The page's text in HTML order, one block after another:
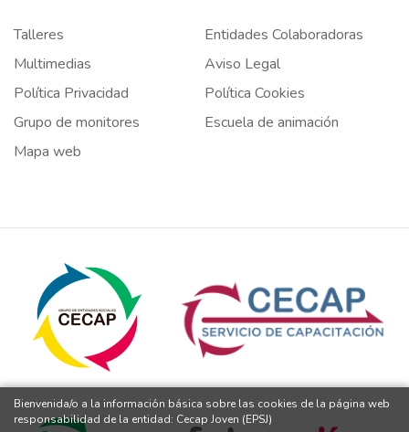
Talleres
Entidades Colaboradoras
Multimedias
Aviso Legal
Política Privacidad
Política Cookies
Grupo de monitores
Escuela de animación
Mapa web
Bienvenida/o a la información básica sobre las cookies de la página web
responsabilidad de la entidad: Cecap Joven (EPSJ)